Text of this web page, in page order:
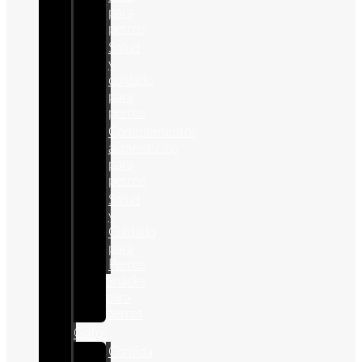
para
perros
Salud
y
cuidado
para
perros
Complementos
alimenticios
para
perros
Salud
y
Cuidado
para
Perros
Gatos
Comida